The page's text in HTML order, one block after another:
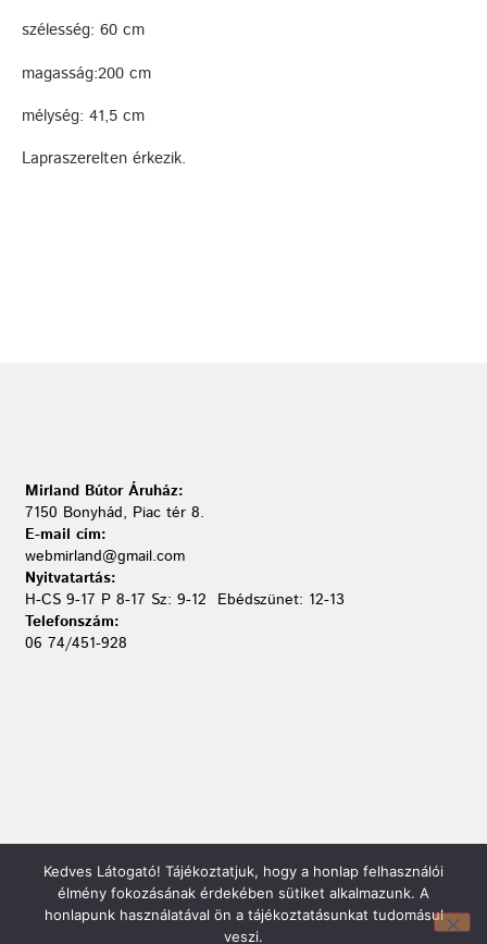
szélesség: 60 cm
magasság:200 cm
mélység: 41,5 cm
Lapraszerelten érkezik.
Mirland Lakberendezési Áruház:
7100 Szekszárd, Fáy András u. 29
Mirland Bútor Áruház:
7150 Bonyhád, Piac tér 8.
E-mail cím:
webmirland@gmail.com
Nyitvatartás:
H-CS 9-17 P 8-17 Sz: 9-12 Ebédszünet: 12-13
Telefonszám:
06 74/451-928
Kedves Látogató! Tájékoztatjuk, hogy a honlap felhasználói
élmény fokozásának érdekében sütiket alkalmazunk. A
honlapunk használatával ön a tájékoztatásunkat tudomásul
veszi.